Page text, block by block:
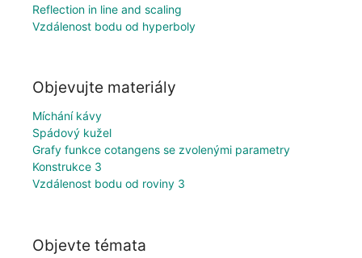
Reflection in line and scaling
Vzdálenost bodu od hyperboly
Objevujte materiály
Míchání kávy
Spádový kužel
Grafy funkce cotangens se zvolenými parametry
Konstrukce 3
Vzdálenost bodu od roviny 3
Objevte témata